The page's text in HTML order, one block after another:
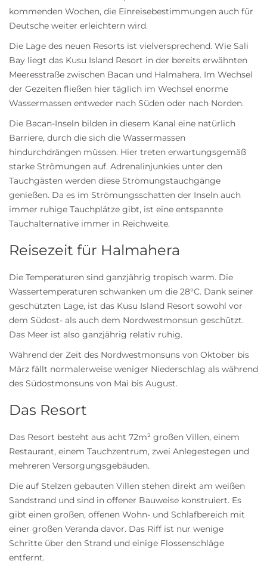
kommenden Wochen, die Einreisebestimmungen auch für
Deutsche weiter erleichtern wird.
Die Lage des neuen Resorts ist vielversprechend. Wie Sali
Bay liegt das Kusu Island Resort in der bereits erwähnten
Meeresstraße zwischen Bacan und Halmahera. Im Wechsel
der Gezeiten fließen hier täglich im Wechsel enorme
Wassermassen entweder nach Süden oder nach Norden.
Die Bacan-Inseln bilden in diesem Kanal eine natürlich
Barriere, durch die sich die Wassermassen
hindurchdrängen müssen. Hier treten erwartungsgemäß
starke Strömungen auf. Adrenalinjunkies unter den
Tauchgästen werden diese Strömungstauchgänge
genießen. Da es im Strömungsschatten der Inseln auch
immer ruhige Tauchplätze gibt, ist eine entspannte
Tauchalternative immer in Reichweite.
Reisezeit für Halmahera
Die Temperaturen sind ganzjährig tropisch warm. Die
Wassertemperaturen schwanken um die 28°C. Dank seiner
geschützten Lage, ist das Kusu Island Resort sowohl vor
dem Südost- als auch dem Nordwestmonsun geschützt.
Das Meer ist also ganzjährig relativ ruhig.
Während der Zeit des Nordwestmonsuns von Oktober bis
März fällt normalerweise weniger Niederschlag als während
des Südostmonsuns von Mai bis August.
Das Resort
Das Resort besteht aus acht 72m² großen Villen, einem
Restaurant, einem Tauchzentrum, zwei Anlegestegen und
mehreren Versorgungsgebäuden.
Die auf Stelzen gebauten Villen stehen direkt am weißen
Sandstrand und sind in offener Bauweise konstruiert. Es
gibt einen großen, offenen Wohn- und Schlafbereich mit
einer großen Veranda davor. Das Riff ist nur wenige
Schritte über den Strand und einige Flossenschläge
entfernt.